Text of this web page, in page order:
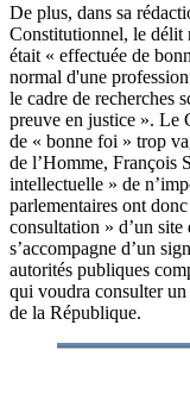
De plus, dans sa
Constitutionnel, le délit
était « effectuée de
normal d'une
le cadre de recherches
preuve en justice ». Le
de « bonne foi » trop
de l’Homme, François
intellectuelle » de
parlementaires ont
consultation » d’un
s’accompagne d’un
autorités publiques
qui voudra consulter
de la République.